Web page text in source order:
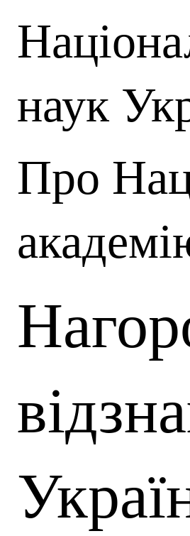
наук
Про